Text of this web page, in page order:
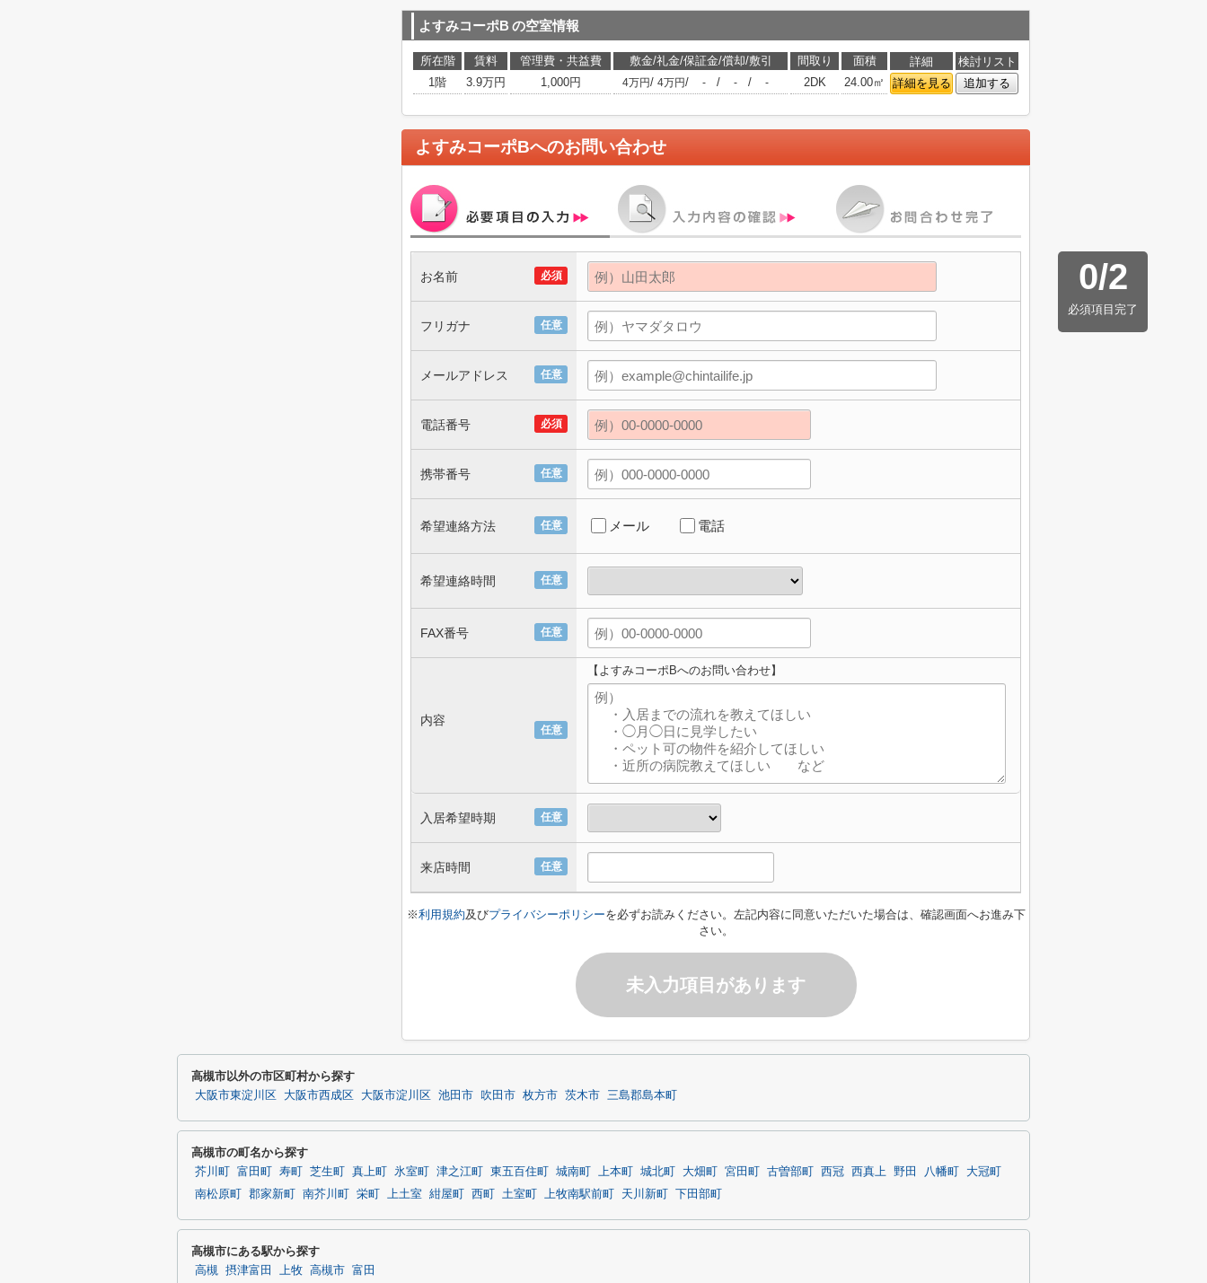
よすみコーポB の空室情報
所在階 賃料 管理費・共益費 敷金/礼金/保証金/償却/敷引 間取り 面積 詳細
検討リスト
1階
3.9万円 1,000円 4万円/ 4万円/ - / - / - 2DK 24.00㎡ 詳細を見る 追加する
よすみコーポBへのお問い合わせ
0/2
必須項目完了
必須
お名前
任意
フリガナ
任意
メールアドレス
必須
電話番号
任意
携帯番号
任意
希望連絡方法 メール 電話
任意
希望連絡時間
任意
FAX番号
任意
内容
【よすみコーポBへのお問い合わせ】
任意
入居希望時期
任意
来店時間
※利用規約及びプライバシーポリシーを必ずお読みください。左記内容に同意いただいた場合は、確認画面へお進み下
さい。
未入力項目があります
高槻市以外の市区町村から探す
大阪市東淀川区 大阪市西成区 大阪市淀川区 池田市 吹田市 枚方市 茨木市 三島郡島本町
高槻市の町名から探す
芥川町 富田町 寿町 芝生町 真上町 氷室町 津之江町 東五百住町 城南町 上本町 城北町 大畑町 宮田町 古曽部町 西冠 西真上 野田 八幡町
大冠町
南松原町
郡家新町 南芥川町 栄町 上土室 紺屋町 西町 土室町 上牧南駅前町 天川新町 下田部町
高槻市にある駅から探す
高槻 摂津富田 上牧 高槻市 富田